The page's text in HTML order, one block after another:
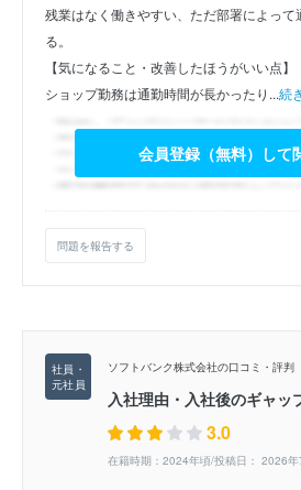
残業はなく働きやすい、ただ部署によっ
る。
【気になること・改善したほうがいい点】
ショップ勤務は通勤時間が長かったり...続
会員登録（無料）して
問題を報告する
ソフトバンク株式会社の口コミ・評判
入社理由・入社後のギャッ
3.0
在籍時期：2024年頃/投稿日： 2026